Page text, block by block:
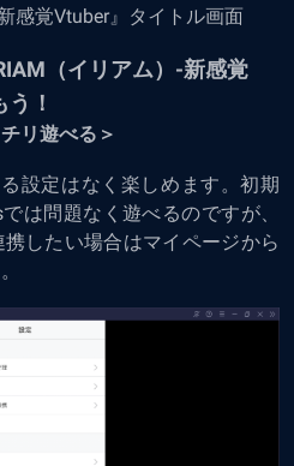
感覚Vtuber』タイトル画面
（イリアム）-新感覚
！
リ遊べる＞
設定はなく楽しめます。初期
は問題なく遊べるのですが、
したい場合はマイページから